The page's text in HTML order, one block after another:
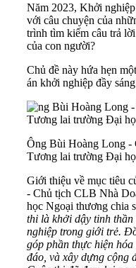
Năm 2023, Khởi
với câu chuyện của
trình tìm kiếm câu trả
của con người?
Chủ đề này hứa hẹn
án khởi nghiệp đầy
Ông Bùi Hoàng Long -
Tương lai trường Đại
Giới thiệu về mục tiêu
- Chủ tịch CLB Nhà
học Ngoại thương chia
thi là khởi dậy tinh
nghiệp trong giới trẻ.
góp phần thực hiện
đáo, và xây dựng cộng